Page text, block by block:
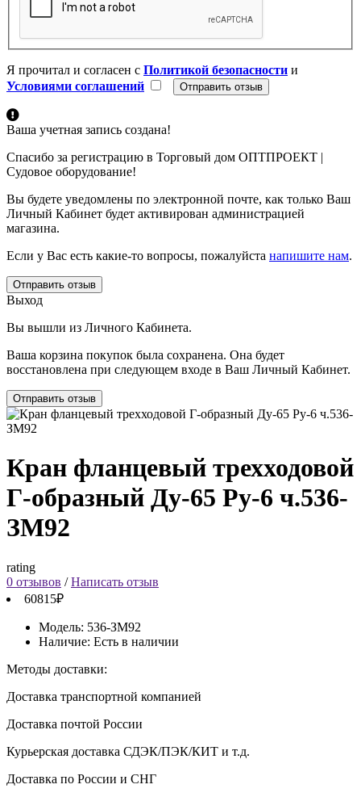
Я прочитал и согласен с Политикой безопасности и
Условиями соглашений
Ваша учетная запись создана!
Спасибо за регистрацию в Торговый дом ОПТПРОЕКТ |
Судовое оборудование!
Вы будете уведомлены по электронной почте, как только Ваш
Личный Кабинет будет активирован администрацией
магазина.
Если у Вас есть какие-то вопросы, пожалуйста напишите нам.
Отправить отзыв
Выход
Вы вышли из Личного Кабинета.
Ваша корзина покупок была сохранена. Она будет
восстановлена при следующем входе в Ваш Личный Кабинет.
Отправить отзыв
Кран фланцевый трехходовой
Г-образный Ду-65 Ру-6 ч.536-
ЗМ92
rating
0 отзывов /Написать отзыв
60815₽
Модель: 536-ЗМ92
Наличие: Есть в наличии
Методы доставки:
Доставка транспортной компанией
Доставка почтой России
Курьерская доставка СДЭК/ПЭК/КИТ и т.д.
Доставка по России и СНГ